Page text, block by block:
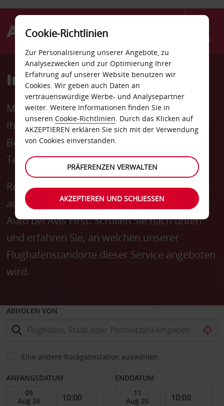
Menü
In Sekunden startklar
Mit Avis First erwartet Sie Ihr Concierge mit
Ihrem Fahrzeug in einem reservierten
Bereich, welcher nur wenige Schritte vom
Terminalausgang entfernt ist.
Reservieren Sie über das Buchungsformular
auf einer beliebigen Seite dieser Website ein
Auto bei Avis First. Scrollen Sie nach unten
und erfahren Sie, an welchen unserer
Flughafenstandorte dieser Service angeboten
wird.
ABHOLEN VON
Eine andere Rückgabestation auswählen
ANFANGSDATUM ENDDATUM
Cookie-Richtlinien
Zur Personalisierung unserer Angebote, zu
Analysezwecken und zur Optimierung Ihrer
Erfahrung auf unserer Website benutzen wir
Cookies. Wir geben auch Daten an
vertrauenswürdige Werbe- und Analysepartner
weiter. Weitere Informationen finden Sie in
unseren Cookie-Richtlinien. Durch das Klicken auf
AKZEPTIEREN erklären Sie sich mit der Verwendung
von Cookies einverstanden.
PRÄFERENZEN VERWALTEN
AKZEPTIEREN UND SCHLIESSEN